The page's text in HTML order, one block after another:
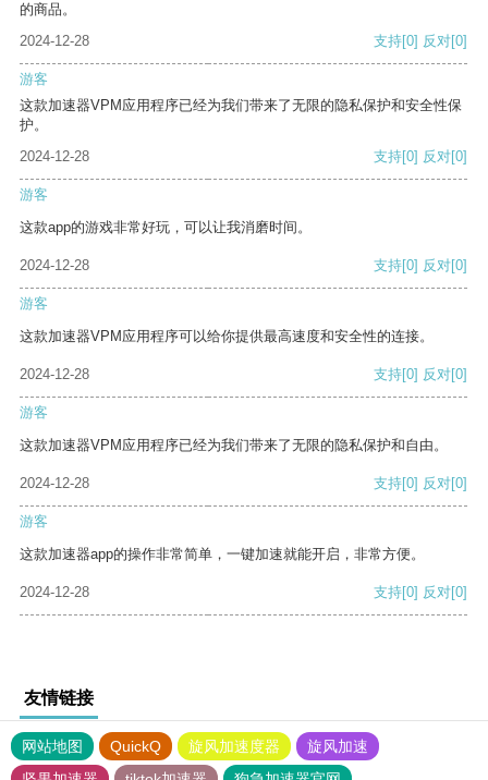
的商品。
2024-12-28
支持[0] 反对[0]
游客
这款加速器VPM应用程序已经为我们带来了无限的隐私保护和安全性保
护。
2024-12-28
支持[0] 反对[0]
游客
这款app的游戏非常好玩，可以让我消磨时间。
2024-12-28 支持[0] 反对[0]
游客
这款加速器VPM应用程序可以给你提供最高速度和安全性的连接。
2024-12-28 支持[0] 反对[0]
游客
这款加速器VPM应用程序已经为我们带来了无限的隐私保护和自由。
2024-12-28 支持[0] 反对[0]
游客
这款加速器app的操作非常简单，一键加速就能开启，非常方便。
2024-12-28 支持[0] 反对[0]
友情链接
网站地图 QuickQ 旋风加速度器
旋风加速